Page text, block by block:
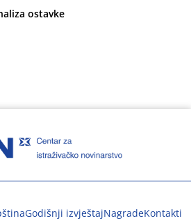
ostavke
Godišnji izvještajNagradeKontakti